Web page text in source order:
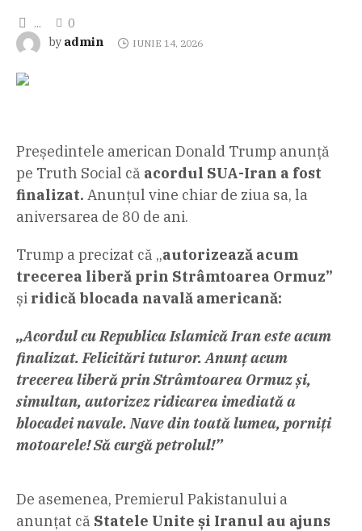
...
0
by admin IUNIE 14, 2026
Președintele american Donald Trump anunță
pe Truth Social că acordul SUA-Iran a fost
finalizat. Anunțul vine chiar de ziua sa, la
aniversarea de 80 de ani.
Trump a precizat că „autorizează acum
trecerea liberă prin Strâmtoarea Ormuz”
și ridică blocada navală americană:
„Acordul cu Republica Islamică Iran este acum
finalizat. Felicitări tuturor. Anunț acum
trecerea liberă prin Strâmtoarea Ormuz și,
simultan, autorizez ridicarea imediată a
blocadei navale. Nave din toată lumea, porniți
motoarele! Să curgă petrolul!”
De asemenea, Premierul Pakistanului a
anunțat că Statele Unite și Iranul au ajuns